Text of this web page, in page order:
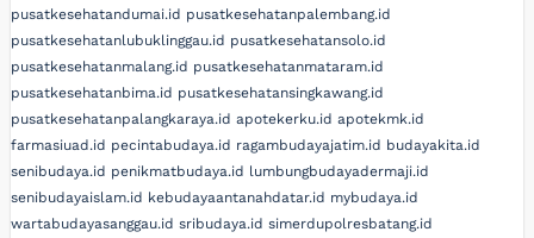
pusatkesehatandumai.id pusatkesehatanpalembang.id
pusatkesehatanlubuklinggau.id pusatkesehatansolo.id
pusatkesehatanmalang.id pusatkesehatanmataram.id
pusatkesehatanbima.id pusatkesehatansingkawang.id
pusatkesehatanpalangkaraya.id apotekerku.id apotekmk.id
farmasiuad.id pecintabudaya.id ragambudayajatim.id budayakita.id
senibudaya.id penikmatbudaya.id lumbungbudayadermaji.id
senibudayaislam.id kebudayaantanahdatar.id mybudaya.id
wartabudayasanggau.id sribudaya.id simerdupolresbatang.id